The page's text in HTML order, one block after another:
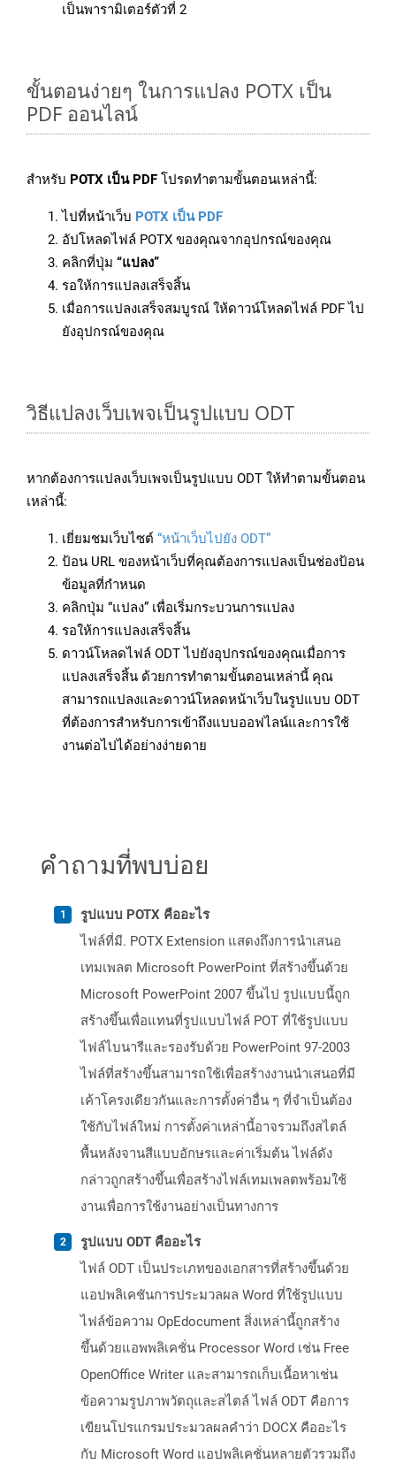
เป็นพารามิเตอร์ตัวที่ 2
ขั้นตอนง่ายๆ ในการแปลง POTX เป็น
PDF ออนไลน์
สำหรับ POTX เป็น PDF โปรดทำตามขั้นตอนเหล่านี้:
ไปที่หน้าเว็บ POTX เป็น PDF
อัปโหลดไฟล์ POTX ของคุณจากอุปกรณ์ของคุณ
คลิกที่ปุ่ม “แปลง”
รอให้การแปลงเสร็จสิ้น
เมื่อการแปลงเสร็จสมบูรณ์ ให้ดาวน์โหลดไฟล์ PDF ไป
ยังอุปกรณ์ของคุณ
วิธีแปลงเว็บเพจเป็นรูปแบบ ODT
หากต้องการแปลงเว็บเพจเป็นรูปแบบ ODT ให้ทำตามขั้นตอน
เหล่านี้:
เยี่ยมชมเว็บไซต์ “หน้าเว็บไปยัง ODT”
ป้อน URL ของหน้าเว็บที่คุณต้องการแปลงเป็นช่องป้อน
ข้อมูลที่กำหนด
คลิกปุ่ม “แปลง” เพื่อเริ่มกระบวนการแปลง
รอให้การแปลงเสร็จสิ้น
ดาวน์โหลดไฟล์ ODT ไปยังอุปกรณ์ของคุณเมื่อการ
แปลงเสร็จสิ้น ด้วยการทำตามขั้นตอนเหล่านี้ คุณ
สามารถแปลงและดาวน์โหลดหน้าเว็บในรูปแบบ ODT
ที่ต้องการสำหรับการเข้าถึงแบบออฟไลน์และการใช้
งานต่อไปได้อย่างง่ายดาย
คำถามที่พบบ่อย
รูปแบบ POTX คืออะไร
ไฟล์ที่มี. POTX Extension แสดงถึงการนำเสนอ
เทมเพลต Microsoft PowerPoint ที่สร้างขึ้นด้วย
Microsoft PowerPoint 2007 ขึ้นไป รูปแบบนี้ถูก
สร้างขึ้นเพื่อแทนที่รูปแบบไฟล์ POT ที่ใช้รูปแบบ
ไฟล์ไบนารีและรองรับด้วย PowerPoint 97-2003
ไฟล์ที่สร้างขึ้นสามารถใช้เพื่อสร้างงานนำเสนอที่มี
เค้าโครงเดียวกันและการตั้งค่าอื่น ๆ ที่จำเป็นต้อง
ใช้กับไฟล์ใหม่ การตั้งค่าเหล่านี้อาจรวมถึงสไตล์
พื้นหลังจานสีแบบอักษรและค่าเริ่มต้น ไฟล์ดัง
กล่าวถูกสร้างขึ้นเพื่อสร้างไฟล์เทมเพลตพร้อมใช้
งานเพื่อการใช้งานอย่างเป็นทางการ
รูปแบบ ODT คืออะไร
ไฟล์ ODT เป็นประเภทของเอกสารที่สร้างขึ้นด้วย
แอปพลิเคชันการประมวลผล Word ที่ใช้รูปแบบ
ไฟล์ข้อความ OpEdocument สิ่งเหล่านี้ถูกสร้าง
ขึ้นด้วยแอพพลิเคชั่น Processor Word เช่น Free
OpenOffice Writer และสามารถเก็บเนื้อหาเช่น
ข้อความรูปภาพวัตถุและสไตล์ ไฟล์ ODT คือการ
เขียนโปรแกรมประมวลผลคำว่า DOCX คืออะไร
กับ Microsoft Word แอปพลิเคชั่นหลายตัวรวมถึง